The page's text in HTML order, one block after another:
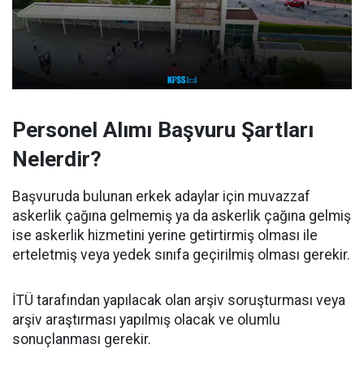
Personel Alımı Başvuru Şartları
Nelerdir?
Başvuruda bulunan erkek adaylar için muvazzaf
askerlik çağına gelmemiş ya da askerlik çağına gelmiş
ise askerlik hizmetini yerine getirtirmiş olması ile
erteletmiş veya yedek sınıfa geçirilmiş olması gerekir.
İTÜ tarafından yapılacak olan arşiv soruşturması veya
arşiv araştırması yapılmış olacak ve olumlu
sonuçlanması gerekir.